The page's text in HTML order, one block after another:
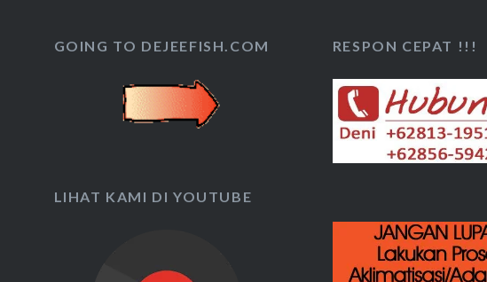
GOING TO DEJEEFISH.COM RESPON CEPAT !!!
LIHAT KAMI DI YOUTUBE